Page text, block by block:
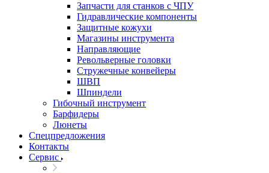
Запчасти для станков с ЧПУ
Гидравлические компоненты
Защитные кожухи
Магазины инструмента
Направляющие
Револьверные головки
Стружечные конвейеры
ШВП
Шпиндели
Гибочный инструмент
Барфидеры
Люнеты
Спецпредложения
Контакты
Сервис